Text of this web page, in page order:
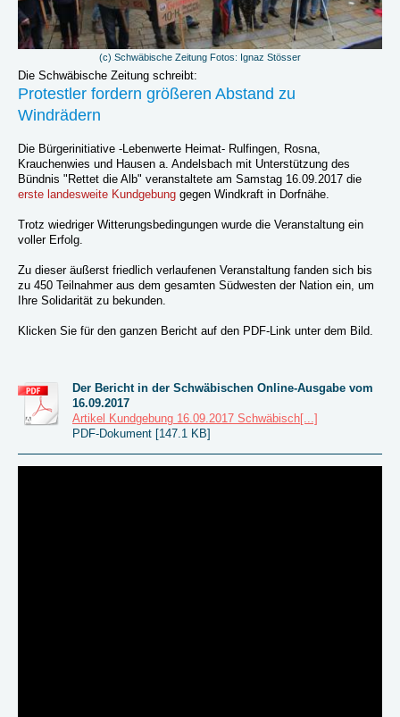
(c) Schwäbische Zeitung Fotos: Ignaz Stösser
Die Schwäbische Zeitung schreibt:
Protestler fordern größeren Abstand zu
Windrädern
Die Bürgerinitiative -Lebenwerte Heimat- Rulfingen, Rosna,
Krauchenwies und Hausen a. Andelsbach mit Unterstützung des
Bündnis "Rettet die Alb" veranstaltete am Samstag 16.09.2017 die
erste landesweite Kundgebung gegen Windkraft in Dorfnähe.
Trotz wiedriger Witterungsbedingungen wurde die Veranstaltung ein
voller Erfolg.
Zu dieser äußerst friedlich verlaufenen Veranstaltung fanden sich bis
zu 450 Teilnahmer aus dem gesamten Südwesten der Nation ein, um
Ihre Solidarität zu bekunden.
Klicken Sie für den ganzen Bericht auf den PDF-Link unter dem Bild.
Der Bericht in der Schwäbischen Online-Ausgabe vom
16.09.2017
Artikel Kundgebung 16.09.2017 Schwäbisch[...]
PDF-Dokument [147.1 KB]